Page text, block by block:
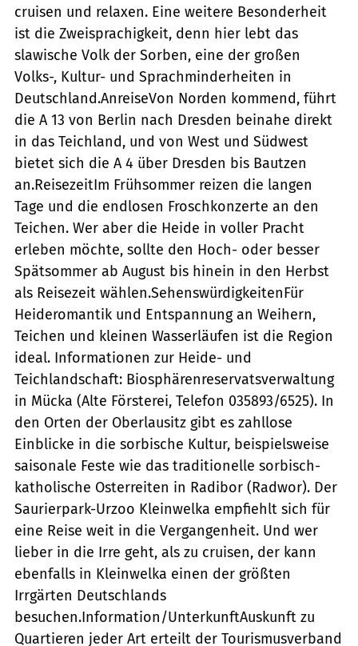
cruisen und relaxen. Eine weitere Besonderheit
ist die Zweisprachigkeit, denn hier lebt das
slawische Volk der Sorben, eine der großen
Volks-, Kultur- und Sprachminderheiten in
Deutschland.AnreiseVon Norden kommend, führt
die A 13 von Berlin nach Dresden beinahe direkt
in das Teichland, und von West und Südwest
bietet sich die A 4 über Dresden bis Bautzen
an.ReisezeitIm Frühsommer reizen die langen
Tage und die endlosen Froschkonzerte an den
Teichen. Wer aber die Heide in voller Pracht
erleben möchte, sollte den Hoch- oder besser
Spätsommer ab August bis hinein in den Herbst
als Reisezeit wählen.SehenswürdigkeitenFür
Heideromantik und Entspannung an Weihern,
Teichen und kleinen Wasserläufen ist die Region
ideal. Informationen zur Heide- und
Teichlandschaft: Biosphärenreservatsverwaltung
in Mücka (Alte Försterei, Telefon 035893/6525). In
den Orten der Oberlausitz gibt es zahllose
Einblicke in die sorbische Kultur, beispielsweise
saisonale Feste wie das traditionelle sorbisch-
katholische Osterreiten in Radibor (Radwor). Der
Saurierpark-Urzoo Kleinwelka empfiehlt sich für
eine Reise weit in die Vergangenheit. Und wer
lieber in die Irre geht, als zu cruisen, der kann
ebenfalls in Kleinwelka einen der größten
Irrgärten Deutschlands
besuchen.Information/UnterkunftAuskunft zu
Quartieren jeder Art erteilt der Tourismusverband